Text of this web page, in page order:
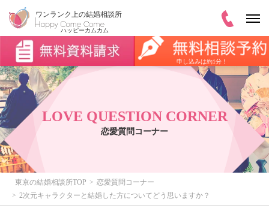
申し込みは約1分！
LOVE QUESTION CORNER
恋愛質問コーナー
東京の結婚相談所TOP
恋愛質問コーナー
2次元キャラクターと結婚した方についてどう思いますか？